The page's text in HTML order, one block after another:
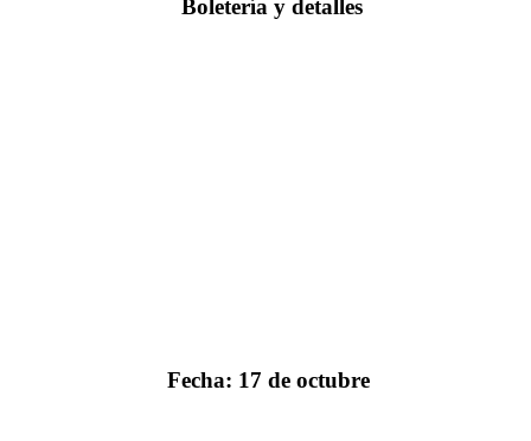
Boletería y detalles
Fecha: 17 de octubre